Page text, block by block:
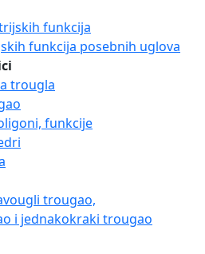
funkcija
funkcija posebnih uglova
trougla
funkcije
trougao,
i jednakokraki trougao